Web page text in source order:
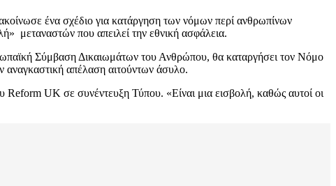
ένα σχέδιο για κατάργηση των νόμων περί ανθρωπίνων
μεταναστών που απειλεί την εθνική ασφάλεια.
Σύμβαση Δικαιωμάτων του Ανθρώπου, θα καταργήσει τον Νόμο
αναγκαστική απέλαση αιτούντων άσυλο.
UK σε συνέντευξη Τύπου. «Είναι μια εισβολή, καθώς αυτοί οι